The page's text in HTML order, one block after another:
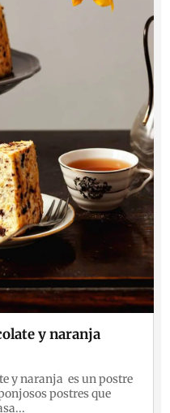
y naranja
y naranja es un postre
postres que